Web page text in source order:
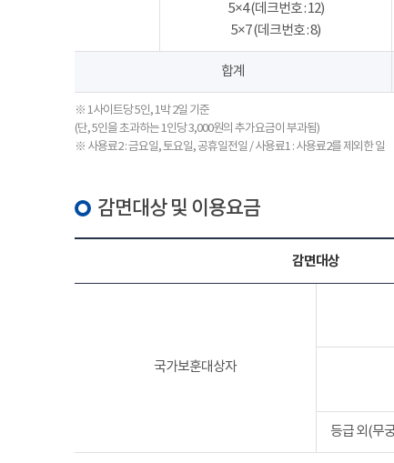
5×4 (데크번호 : 12)
5×7 (데크번호 : 8)
합계
※ 1사이트당 5인, 1박 2일 기준
(단, 5인을 초과하는 1인당 3,000원의 추가요금이 부과됨)
※ 사용료2 : 금요일, 토요일, 공휴일전일 / 사용료1 : 사용료2를 제외한 일
감면대상 및 이용요금
감면대상
국가보훈대상자
등급 외(무